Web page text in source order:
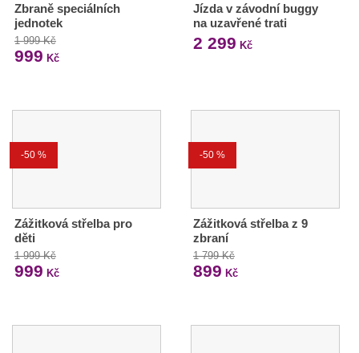
Zbraně speciálních
jednotek
1 999 Kč
999 Kč
Jízda v závodní buggy
na uzavřené trati
2 299 Kč
-50 %
Zážitková střelba pro
děti
1 999 Kč
999 Kč
-50 %
Zážitková střelba z 9
zbraní
1 799 Kč
899 Kč